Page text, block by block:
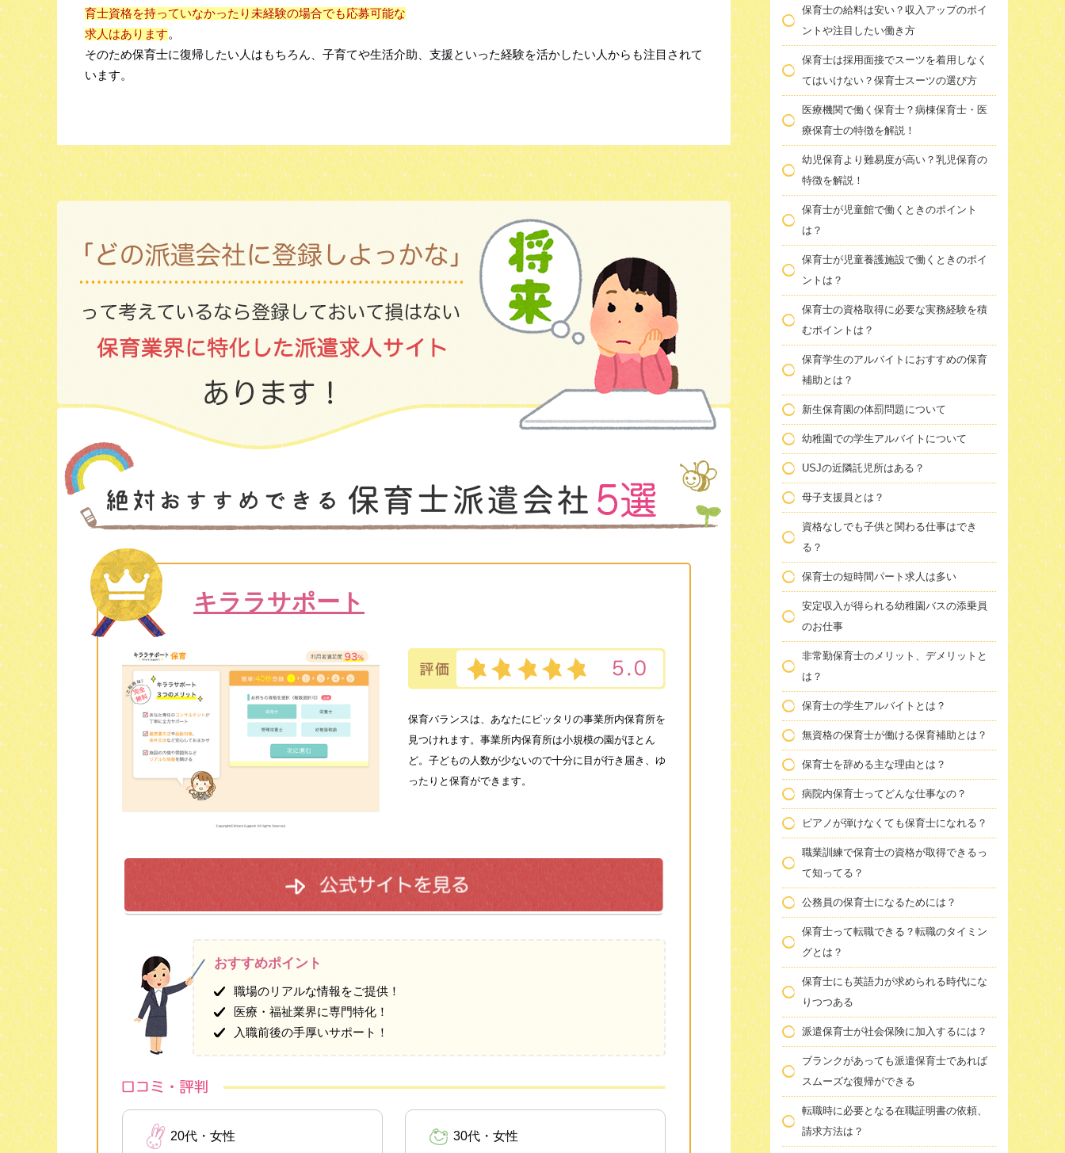
育士資格を持っていなかったり未経験の場合でも応募可能な
求人はあります。
そのため保育士に復帰したい人はもちろん、子育てや生活介助、支援といった経験を活かしたい人からも注目されて
います。
キララサポート
保育バランスは、あなたにピッタリの事業所内保育所を
見つけれます。事業所内保育所は小規模の園がほとん
ど。子どもの人数が少ないので十分に目が行き届き、ゆ
ったりと保育ができます。
おすすめポイント
職場のリアルな情報をご提供！
医療・福祉業界に専門特化！
入職前後の手厚いサポート！
20代・女性 30代・女性
保育士の給料は安い？収入アップのポイ
ントや注目したい働き方
保育士は採用面接でスーツを着用しなく
てはいけない？保育士スーツの選び方
医療機関で働く保育士？病棟保育士・医
療保育士の特徴を解説！
幼児保育より難易度が高い？乳児保育の
特徴を解説！
保育士が児童館で働くときのポイント
は？
保育士が児童養護施設で働くときのポイ
ントは？
保育士の資格取得に必要な実務経験を積
むポイントは？
保育学生のアルバイトにおすすめの保育
補助とは？
新生保育園の体罰問題について
幼稚園での学生アルバイトについて
USJの近隣託児所はある？
母子支援員とは？
資格なしでも子供と関わる仕事はでき
る？
保育士の短時間パート求人は多い
安定収入が得られる幼稚園バスの添乗員
のお仕事
非常勤保育士のメリット、デメリットと
は？
保育士の学生アルバイトとは？
無資格の保育士が働ける保育補助とは？
保育士を辞める主な理由とは？
病院内保育士ってどんな仕事なの？
ピアノが弾けなくても保育士になれる？
職業訓練で保育士の資格が取得できるっ
て知ってる？
公務員の保育士になるためには？
保育士って転職できる？転職のタイミン
グとは？
保育士にも英語力が求められる時代にな
りつつある
派遣保育士が社会保険に加入するには？
ブランクがあっても派遣保育士であれば
スムーズな復帰ができる
転職時に必要となる在職証明書の依頼、
請求方法は？